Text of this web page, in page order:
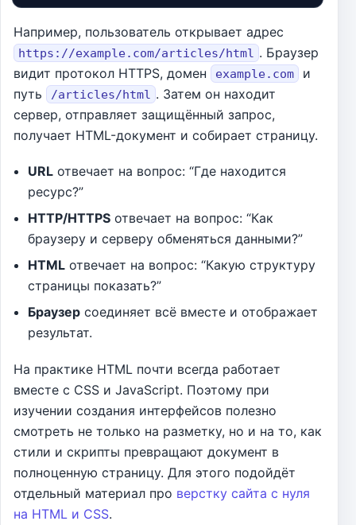
Например, пользователь открывает адрес
https://example.com/articles/html . Браузер
видит протокол HTTPS, домен
example.com
и
путь
/articles/html . Затем он находит
сервер, отправляет защищённый запрос,
получает HTML-документ и собирает страницу.
URL отвечает на вопрос: “Где находится
ресурс?”
HTTP/HTTPS отвечает на вопрос: “Как
браузеру и серверу обменяться данными?”
HTML отвечает на вопрос: “Какую структуру
страницы показать?”
Браузер соединяет всё вместе и отображает
результат.
На практике HTML почти всегда работает
вместе с CSS и JavaScript. Поэтому при
изучении создания интерфейсов полезно
смотреть не только на разметку, но и на то, как
стили и скрипты превращают документ в
полноценную страницу. Для этого подойдёт
отдельный материал про верстку сайта с нуля
на HTML и CSS.